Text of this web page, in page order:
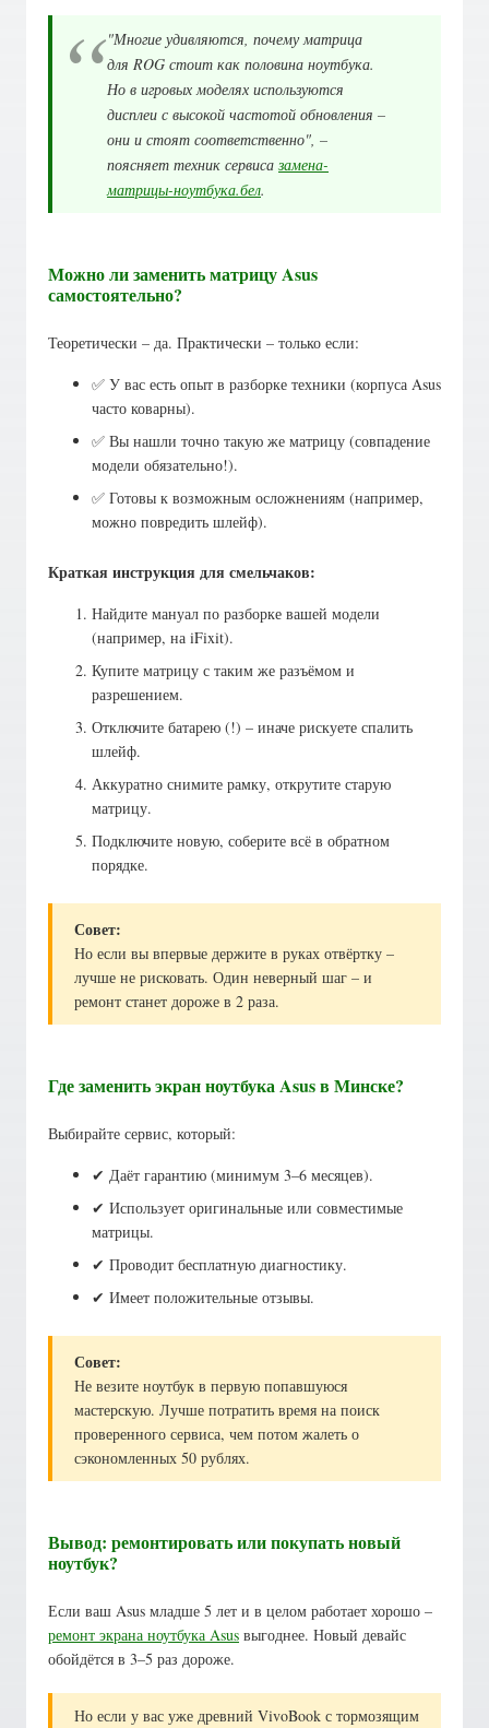
"Многие удивляются, почему матрица
для ROG стоит как половина ноутбука.
Но в игровых моделях используются
дисплеи с высокой частотой обновления –
они и стоят соответственно", –
поясняет техник сервиса замена-
матрицы-ноутбука.бел.
Можно ли заменить матрицу Asus
самостоятельно?
Теоретически – да. Практически – только если:
✅ У вас есть опыт в разборке техники (корпуса Asus
часто коварны).
✅ Вы нашли точно такую же матрицу (совпадение
модели обязательно!).
✅ Готовы к возможным осложнениям (например,
можно повредить шлейф).
Краткая инструкция для смельчаков:
Найдите мануал по разборке вашей модели
(например, на iFixit).
Купите матрицу с таким же разъёмом и
разрешением.
Отключите батарею (!) – иначе рискуете спалить
шлейф.
Аккуратно снимите рамку, открутите старую
матрицу.
Подключите новую, соберите всё в обратном
порядке.
Совет:
Но если вы впервые держите в руках отвёртку –
лучше не рисковать. Один неверный шаг – и
ремонт станет дороже в 2 раза.
Где заменить экран ноутбука Asus в Минске?
Выбирайте сервис, который:
✔ Даёт гарантию (минимум 3–6 месяцев).
✔ Использует оригинальные или совместимые
матрицы.
✔ Проводит бесплатную диагностику.
✔ Имеет положительные отзывы.
Совет:
Не везите ноутбук в первую попавшуюся
мастерскую. Лучше потратить время на поиск
проверенного сервиса, чем потом жалеть о
сэкономленных 50 рублях.
Вывод: ремонтировать или покупать новый
ноутбук?
Если ваш Asus младше 5 лет и в целом работает хорошо –
ремонт экрана ноутбука Asus выгоднее. Новый девайс
обойдётся в 3–5 раз дороже.
Но если у вас уже древний VivoBook с тормозящим